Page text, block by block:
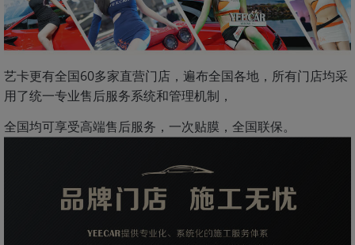
艺卡更有全国60多家直营门店，遍布全国各地，所有门店均采
用了统一专业售后服务系统和管理机制，
全国均可享受高端售后服务，一次贴膜，全国联保。